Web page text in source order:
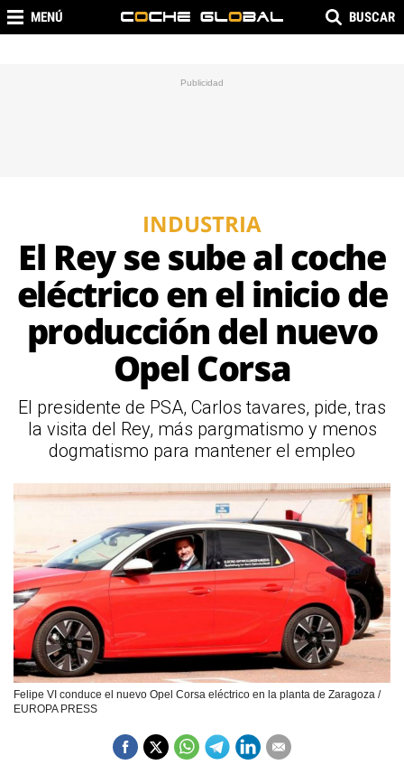
MENÚ BUSCAR
INDUSTRIA
El Rey se sube al coche
eléctrico en el inicio de
producción del nuevo
Opel Corsa
El presidente de PSA, Carlos tavares, pide, tras
la visita del Rey, más pargmatismo y menos
dogmatismo para mantener el empleo
Felipe VI conduce el nuevo Opel Corsa eléctrico en la planta de Zaragoza /
EUROPA PRESS